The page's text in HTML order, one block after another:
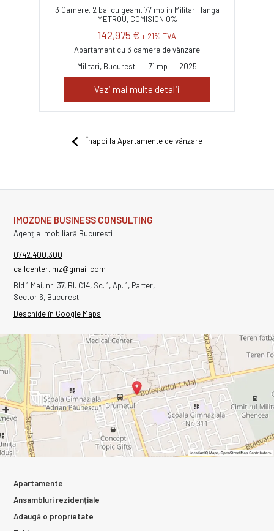
3 Camere, 2 bai cu geam, 77 mp in Militari, langa
METROU, COMISION 0%
142,975 € + 21% TVA
Apartament cu 3 camere de vânzare
Militari, Bucuresti
71 mp 2025
Vezi mai multe detalii
Înapoi la Apartamente de vânzare
IMOZONE BUSINESS CONSULTING
Agenție imobiliară Bucuresti
0742.400.300
callcenter.imz@gmail.com
Bld 1 Mai, nr. 37, Bl. C14, Sc. 1, Ap. 1, Parter,
Sector 6, Bucuresti
Deschide în Google Maps
Apartamente
Ansambluri rezidențiale
Adaugă o proprietate